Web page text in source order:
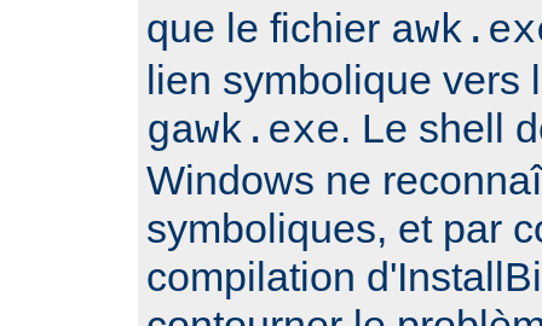
que le fichier
lien symbolique vers
gawk.exe. Le shell
Windows ne
symboliques, et par
compilation